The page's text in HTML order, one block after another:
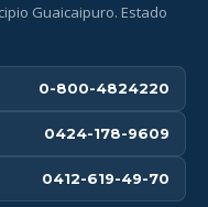
Guaicaipuro. Estado
0-800-4824220
0424-178-9609
0412-619-49-70